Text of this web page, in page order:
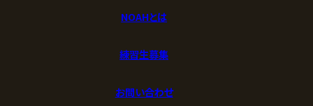
NOAHとは
練習生募集
お問い合わせ